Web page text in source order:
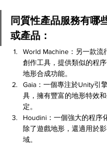
同質性產品服務有哪
或產品：
World Machine：另一款流
創作工具，提供類似的程
地形合成功能。
Gaia：一個專注於Unity引
具，擁有豐富的地形特效
定。
Houdini：一個強大的程序
除了遊戲地形，還適用於
域。